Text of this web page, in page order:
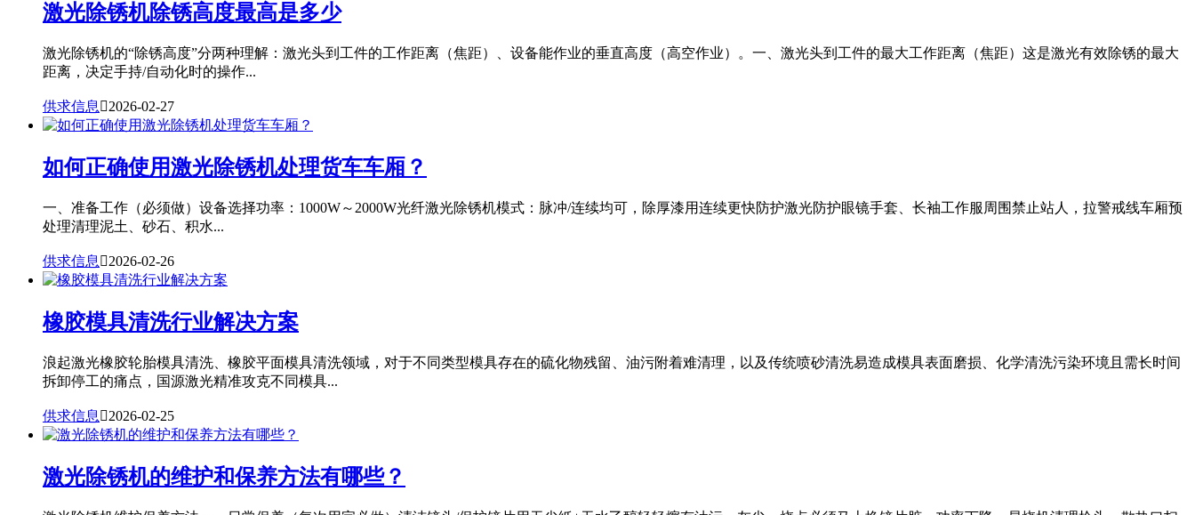
激光除锈机除锈高度最高是多少
激光除锈机的“除锈高度”分两种理解：激光头到工件的工作距离（焦距）、设备能作业的垂直高度（高空作业）。一、激光头到工件的最大工作距离（焦距）这是激光有效除锈的最大
距离，决定手持/自动化时的操作...
供求信息 2026-02-27
如何正确使用激光除锈机处理货车车厢？
一、准备工作（必须做）设备选择功率：1000W～2000W光纤激光除锈机模式：脉冲/连续均可，除厚漆用连续更快防护激光防护眼镜手套、长袖工作服周围禁止站人，拉警戒线车厢预
处理清理泥土、砂石、积水...
供求信息 2026-02-26
橡胶模具清洗行业解决方案
浪起激光橡胶轮胎模具清洗、橡胶平面模具清洗领域，对于不同类型模具存在的硫化物残留、油污附着难清理，以及传统喷砂清洗易造成模具表面磨损、化学清洗污染环境且需长时间
拆卸停工的痛点，国源激光精准攻克不同模具...
供求信息 2026-02-25
激光除锈机的维护和保养方法有哪些？